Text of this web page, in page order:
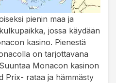
pienin maa ja
jossa käydään
kasino. Pienestä
on tarjottavana
Monacon kasinon
Prix- rataa ja hämmästy